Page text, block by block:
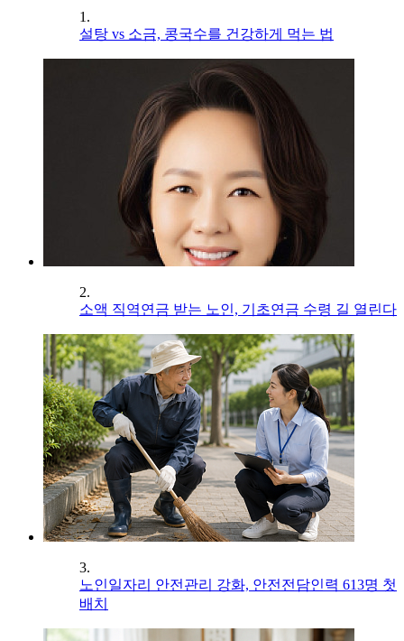
1.
설탕 vs 소금, 콩국수를 건강하게 먹는 법
2.
소액 직역연금 받는 노인, 기초연금 수령 길 열린다
3.
노인일자리 안전관리 강화, 안전전담인력 613명 첫
배치